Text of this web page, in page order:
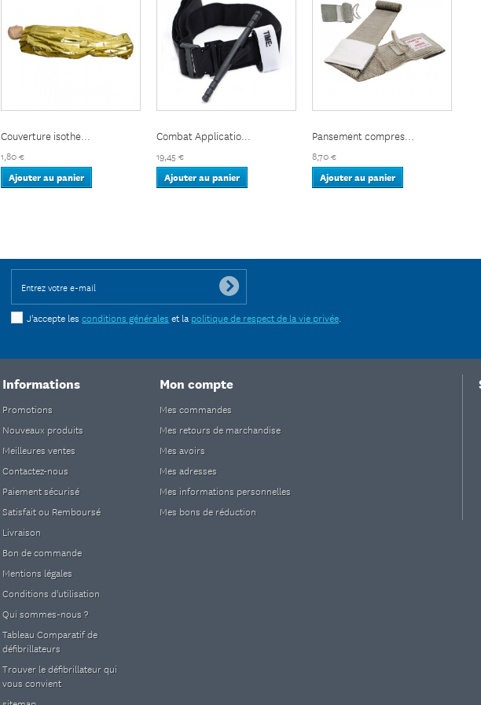
Couverture isothe...
1,80 €
Ajouter au panier
Combat Applicatio...
19,45 €
Ajouter au panier
Pansement compres...
8,70 €
Ajouter au panier
J'accepte les conditions générales et la politique de respect de la vie privée
Informations
Promotions
Nouveaux produits
Meilleures ventes
Contactez-nous
Paiement sécurisé
Satisfait ou Remboursé
Livraison
Bon de commande
Mentions légales
Conditions d'utilisation
Qui sommes-nous ?
Tableau Comparatif de
défibrillateurs
Trouver le défibrillateur qui
vous convient
Mon compte
Mes commandes
Mes retours de marchandise
Mes avoirs
Mes adresses
Mes informations personnelles
Mes bons de réduction